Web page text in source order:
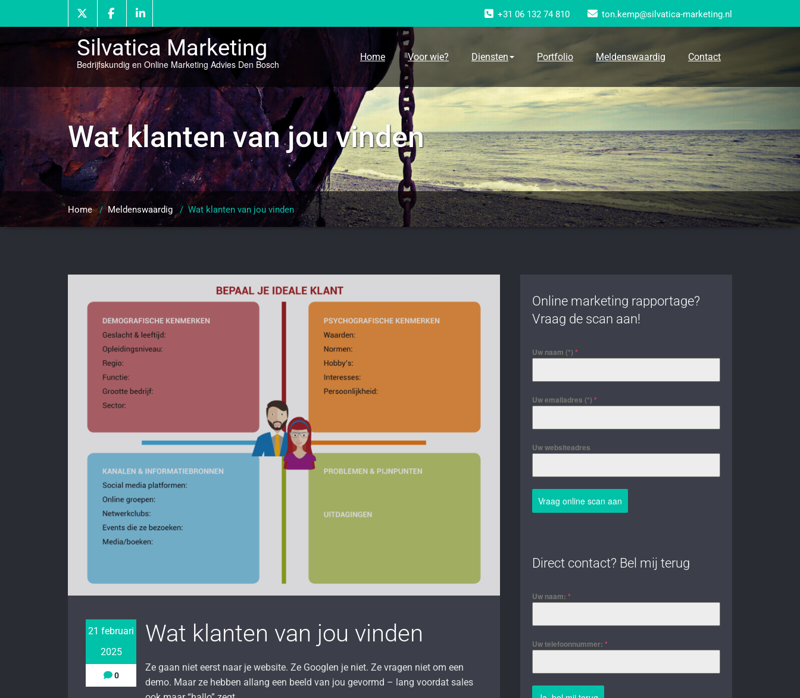
inhoud
+31 06 132 74 810 ton.kemp@silvatica-marketing.nl
Silvatica Marketing
Bedrijfskundig en Online Marketing Advies Den Bosch
Home Voor wie? Diensten Portfolio Meldenswaardig Contact
Wat klanten van jou vinden
Home/Meldenswaardig / Wat klanten van jou vinden
21 februari
2025
0
Wat klanten van jou vinden
Ze gaan niet eerst naar je website. Ze Googlen je niet. Ze vragen niet om een
demo. Maar ze hebben allang een beeld van jou gevormd – lang voordat sales
Online marketing rapportage?
Vraag de scan aan!
Uw naam (*) *
Uw emailadres (*) *
Uw websiteadres
Vraag online scan aan
Direct contact? Bel mij terug
Uw naam: *
Uw telefoonnummer: *